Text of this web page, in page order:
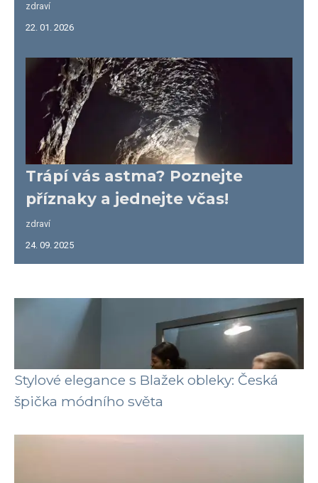
zdraví
22. 01. 2026
Trápí vás astma? Poznejte
příznaky a jednejte včas!
zdraví
24. 09. 2025
Stylové elegance s Blažek obleky: Česká
špička módního světa